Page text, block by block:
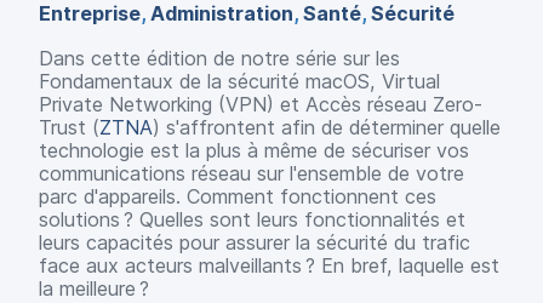
Entreprise, Administration, Santé, Sécurité
Dans cette édition de notre série sur les
Fondamentaux de la sécurité macOS, Virtual
Private Networking (VPN) et Accès réseau Zero-
Trust (ZTNA) s'affrontent afin de déterminer quelle
technologie est la plus à même de sécuriser vos
communications réseau sur l'ensemble de votre
parc d'appareils. Comment fonctionnent ces
solutions ? Quelles sont leurs fonctionnalités et
leurs capacités pour assurer la sécurité du trafic
face aux acteurs malveillants ? En bref, laquelle est
la meilleure ?